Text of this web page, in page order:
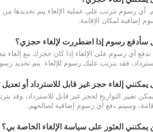
أي رسوم تترتب على عملية الإلغاء يتم تحديدها
إضافية لمكان الإقامة.
سأدفع رسوم إذا اضطررت لإلغاء حجزي؟
تدفع أي رسوم على الإلغاء إذا كان حجزك مع إلغاء
فقد يترتب عليك رسوم للإلغاء. يتم تحديد
يمكنني إلغاء حجز غير قابل للاسترداد أو تعديل
يمكن تغيير التواريخ لحجز غير قابل للاسترداد،
وسيتم دفع أي رسوم إضافية لصالحهم.
يمكنني العثور على سياسة الإلغاء الخاصة بي؟